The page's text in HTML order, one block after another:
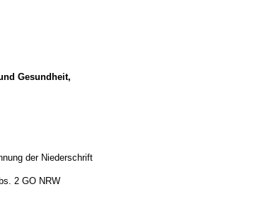
Gesundheit,
der Niederschrift
2 GO NRW